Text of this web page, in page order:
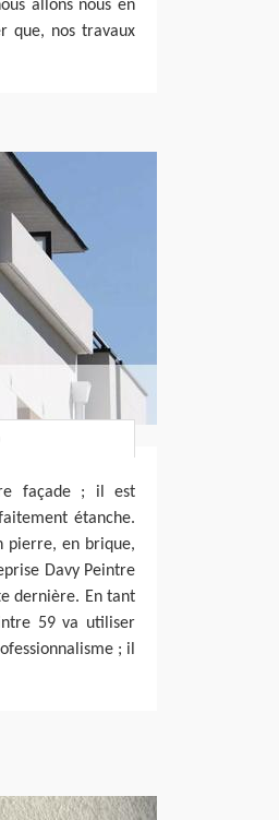
allons nous en
que, nos travaux
façade ; il est
étanche.
pierre, en brique,
Davy Peintre
dernière. En tant
59 va utiliser
; il